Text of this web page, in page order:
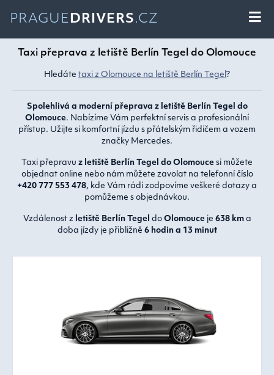
PRAGUE DRIVERS.CZ
Taxi přeprava z letiště Berlín Tegel do Olomouce
Hledáte taxi z Olomouce na letiště Berlín Tegel ?
Spolehlivá a moderní přeprava z letiště Berlín Tegel do
Olomouce. Nabízíme Vám perfektní servis a profesionální
přístup. Užijte si komfortní jízdu s přátelským řidičem a vozem
značky Mercedes.
Taxi přepravu z letiště Berlín Tegel do Olomouce si můžete
objednat online nebo nám můžete zavolat na telefonní číslo
+420 777 553 478, kde Vám rádi zodpovíme veškeré dotazy a
pomůžeme s objednávkou.
Vzdálenost z letiště Berlín Tegel do Olomouce je 638 kma
doba jízdy je přibližně 6 hodin a 13 minut